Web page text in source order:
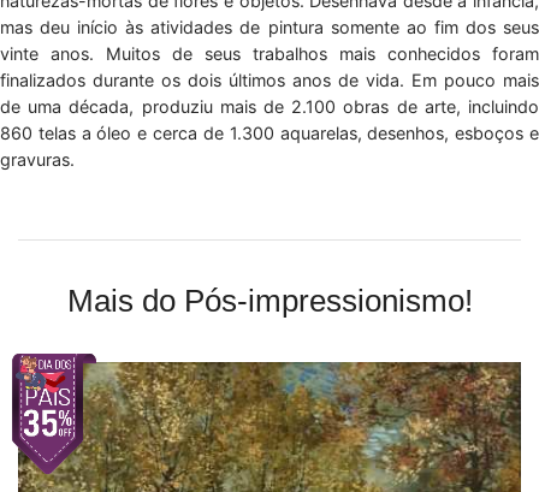
mas deu início às atividades de pintura somente ao fim dos seus
vinte anos. Muitos de seus trabalhos mais conhecidos foram
finalizados durante os dois últimos anos de vida. Em pouco mais
de uma década, produziu mais de 2.100 obras de arte, incluindo
860 telas a óleo e cerca de 1.300 aquarelas, desenhos, esboços e
gravuras.
Mais do Pós-impressionismo!